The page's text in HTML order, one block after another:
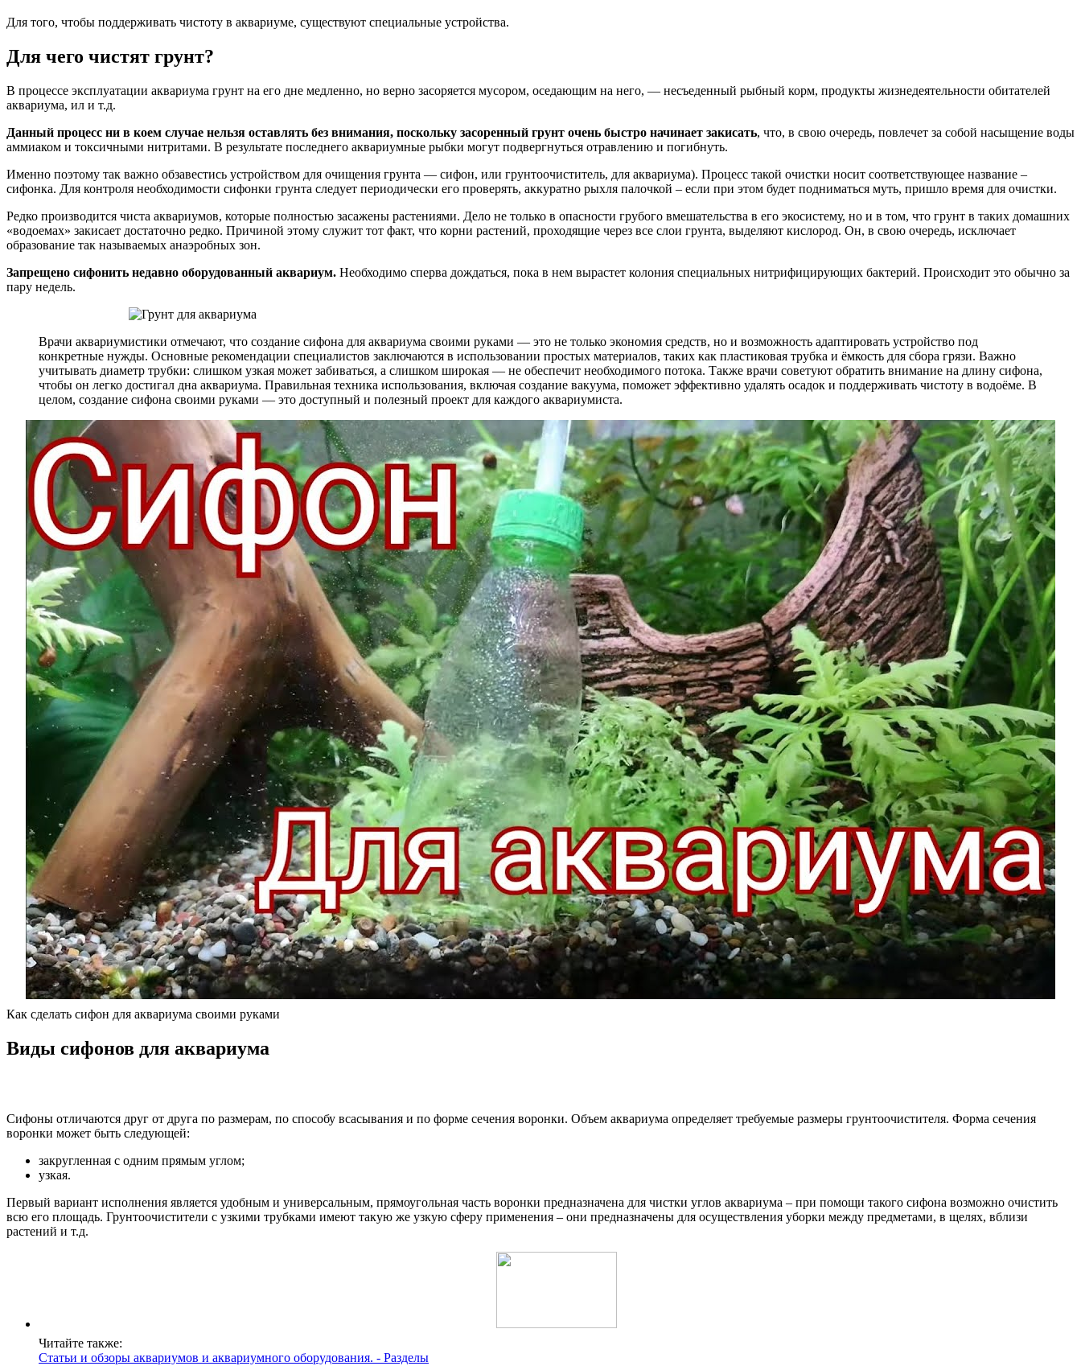
Для того, чтобы поддерживать чистоту в аквариуме, существуют специальные устройства.
Для чего чистят грунт?
В процессе эксплуатации аквариума грунт на его дне медленно, но верно засоряется мусором, оседающим на него, — несъеденный рыбный корм, продукты жизнедеятельности обитателей
аквариума, ил и т.д.
Данный процесс ни в коем случае нельзя оставлять без внимания, поскольку засоренный грунт очень быстро начинает закисать, что, в свою очередь, повлечет за собой насыщение воды
аммиаком и токсичными нитритами. В результате последнего аквариумные рыбки могут подвергнуться отравлению и погибнуть.
Именно поэтому так важно обзавестись устройством для очищения грунта — сифон, или грунтоочиститель, для аквариума). Процесс такой очистки носит соответствующее название –
сифонка. Для контроля необходимости сифонки грунта следует периодически его проверять, аккуратно рыхля палочкой – если при этом будет подниматься муть, пришло время для очистки.
Редко производится чиста аквариумов, которые полностью засажены растениями. Дело не только в опасности грубого вмешательства в его экосистему, но и в том, что грунт в таких домашних
«водоемах» закисает достаточно редко. Причиной этому служит тот факт, что корни растений, проходящие через все слои грунта, выделяют кислород. Он, в свою очередь, исключает
образование так называемых анаэробных зон.
Запрещено сифонить недавно оборудованный аквариум. Необходимо сперва дождаться, пока в нем вырастет колония специальных нитрифицирующих бактерий. Происходит это обычно за
пару недель.
Врачи аквариумистики отмечают, что создание сифона для аквариума своими руками — это не только экономия средств, но и возможность адаптировать устройство под
конкретные нужды. Основные рекомендации специалистов заключаются в использовании простых материалов, таких как пластиковая трубка и ёмкость для сбора грязи. Важно
учитывать диаметр трубки: слишком узкая может забиваться, а слишком широкая — не обеспечит необходимого потока. Также врачи советуют обратить внимание на длину сифона,
чтобы он легко достигал дна аквариума. Правильная техника использования, включая создание вакуума, поможет эффективно удалять осадок и поддерживать чистоту в водоёме. В
целом, создание сифона своими руками — это доступный и полезный проект для каждого аквариумиста.
Как сделать сифон для аквариума своими руками
Виды сифонов для аквариума
Сифоны отличаются друг от друга по размерам, по способу всасывания и по форме сечения воронки. Объем аквариума определяет требуемые размеры грунтоочистителя. Форма сечения
воронки может быть следующей:
закругленная с одним прямым углом;
узкая.
Первый вариант исполнения является удобным и универсальным, прямоугольная часть воронки предназначена для чистки углов аквариума – при помощи такого сифона возможно очистить
всю его площадь. Грунтоочистители с узкими трубками имеют такую же узкую сферу применения – они предназначены для осуществления уборки между предметами, в щелях, вблизи
растений и т.д.
Читайте также:
Статьи и обзоры аквариумов и аквариумного оборудования. - Разделы